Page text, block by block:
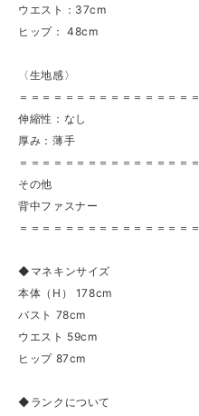
ウエスト：37cm
ヒップ： 48cm
〈生地感〉
＝＝＝＝＝＝＝＝＝＝＝＝＝＝＝＝
伸縮性：なし
厚み：薄手
＝＝＝＝＝＝＝＝＝＝＝＝＝＝＝＝
その他
背中ファスナー
＝＝＝＝＝＝＝＝＝＝＝＝＝＝＝＝
◆マネキンサイズ
本体（H） 178cm
バスト 78cm
ウエスト 59cm
ヒップ 87cm
◆ランクについて